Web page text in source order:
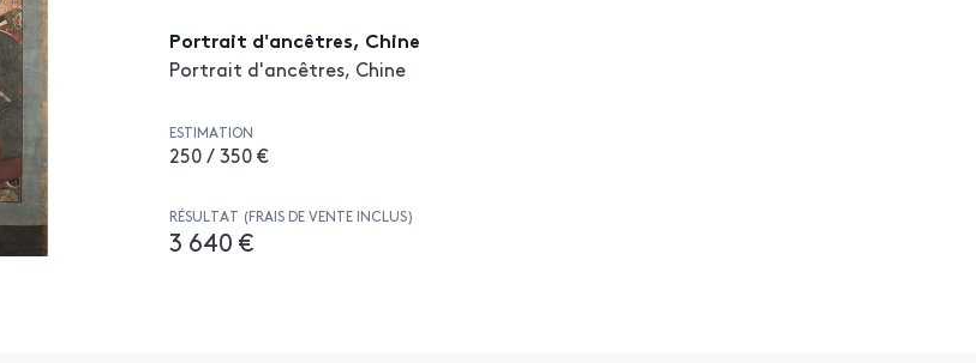
Portrait d'ancêtres, Chine
Portrait d'ancêtres, Chine
ESTIMATION
250 / 350 €
RÉSULTAT (FRAIS DE VENTE INCLUS)
3 640 €